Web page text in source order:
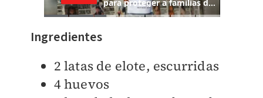
Ingredientes
2 latas de elote, escurridas
4 huevos